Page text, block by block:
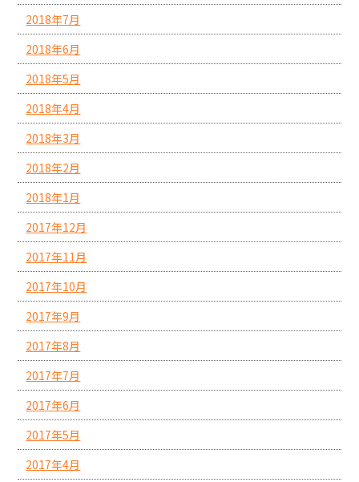
2018年7月
2018年6月
2018年5月
2018年4月
2018年3月
2018年2月
2018年1月
2017年12月
2017年11月
2017年10月
2017年9月
2017年8月
2017年7月
2017年6月
2017年5月
2017年4月